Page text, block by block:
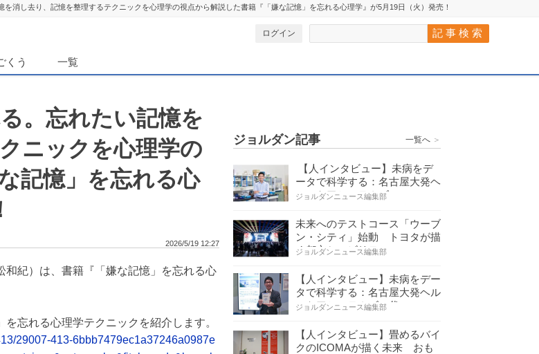
を消し去り、記憶を整理するテクニックを心理学の視点から解説した書籍『「嫌な記憶」を忘れる心理学』が5月19日（火）発売！
ログイン
くう 一覧
。忘れたい記憶を
ニックを心理学の
記憶」を忘れる心
2026/5/19 12:27
紀）は、書籍『「嫌な記憶」を忘れる心
忘れる心理学テクニックを紹介します。
29007-413-6bbb7479ec1a37246a0987e
ジョルダン記事 一覧へ ＞
【人インタビュー】未病をデ
ータで科学する：名古屋大発ヘ
ルスケアシステムズの…
ジョルダンニュース編集部
未来へのテストコース「ウーブ
ン・シティ」始動 トヨタが描
く都市とモビリティの…
ジョルダンニュース編集部
【人インタビュー】未病をデー
タで科学する：名古屋大発ヘル
スケアシステムズの代…
ジョルダンニュース編集部
【人インタビュー】畳めるバイ
クのICOMAが描く未来 おも